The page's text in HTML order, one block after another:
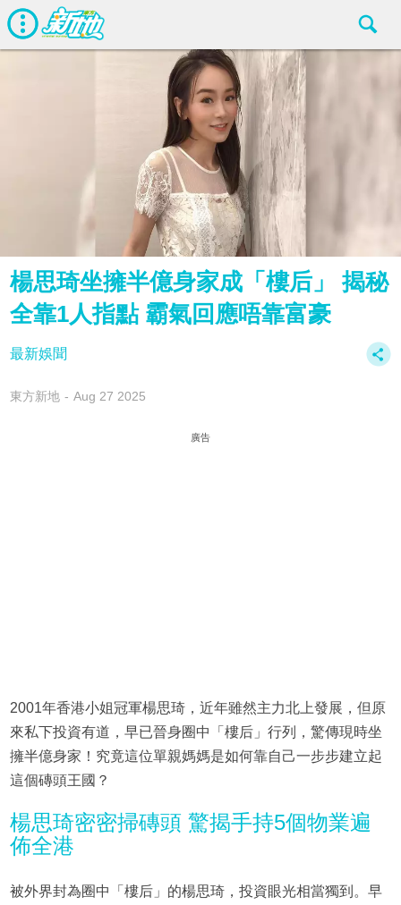
楊思琦坐擁半億身家成「樓后」 揭秘
全靠1人指點 霸氣回應唔靠富豪
最新娛聞
東方新地 Aug 27 2025
廣告
2001年香港小姐冠軍楊思琦，近年雖然主力北上發展，但原
來私下投資有道，早已晉身圈中「樓后」行列，驚傳現時坐
擁半億身家！究竟這位單親媽媽是如何靠自己一步步建立起
這個磚頭王國？
楊思琦密密掃磚頭 驚揭手持5個物業遍
佈全港
被外界封為圈中「樓后」的楊思琦，投資眼光相當獨到。早